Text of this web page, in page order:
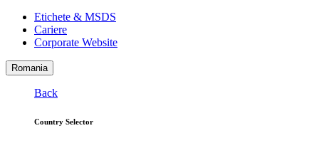
Etichete & MSDS
Cariere
Corporate Website
Romania
Back
Country Selector